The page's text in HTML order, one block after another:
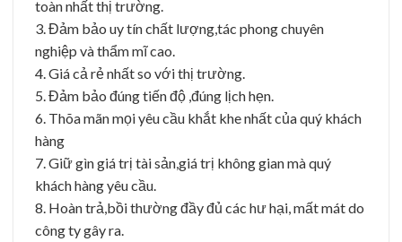
toàn nhất thị trường.
3. Đảm bảo uy tín chất lượng,tác phong chuyên
nghiệp và thẩm mĩ cao.
4. Giá cả rẻ nhất so với thị trường.
5. Đảm bảo đúng tiến độ ,đúng lịch hẹn.
6. Thõa mãn mọi yêu cầu khắt khe nhất của quý khách
hàng
7. Giữ gìn giá trị tài sản,giá trị không gian mà quý
khách hàng yêu cầu.
8. Hoàn trả,bồi thường đầy đủ các hư hại, mất mát do
công ty gây ra.